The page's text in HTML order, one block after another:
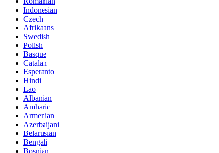
Indonesian
Czech
Afrikaans
Swedish
Polish
Basque
Catalan
Esperanto
Hindi
Lao
Albanian
Amharic
Armenian
Azerbaijani
Belarusian
Bengali
Bosnian